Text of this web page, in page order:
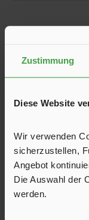
Zustimmung
Diese Website
Wir verwenden
sicherzustellen,
Angebot
Die Auswahl der
werden.
Produktgalerie
Kunden haben